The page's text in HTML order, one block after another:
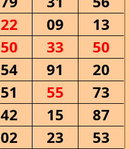
22 09
13
50 33
50
54 91
20
51 55
73
42 15
87
02 23
53